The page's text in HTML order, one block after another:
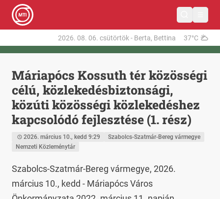
2026. 08. 06. csütörtök- Berta, Bettina 37°C
Máriapócs Kossuth tér közösségi
célú, közlekedésbiztonsági,
közúti közösségi közlekedéshez
kapcsolódó fejlesztése (1. rész)
2026. március 10., kedd 9:29
Szabolcs-Szatmár-Bereg vármegye
Nemzeti Közleménytár
Szabolcs-Szatmár-Bereg vármegye, 2026.
március 10., kedd - Máriapócs Város